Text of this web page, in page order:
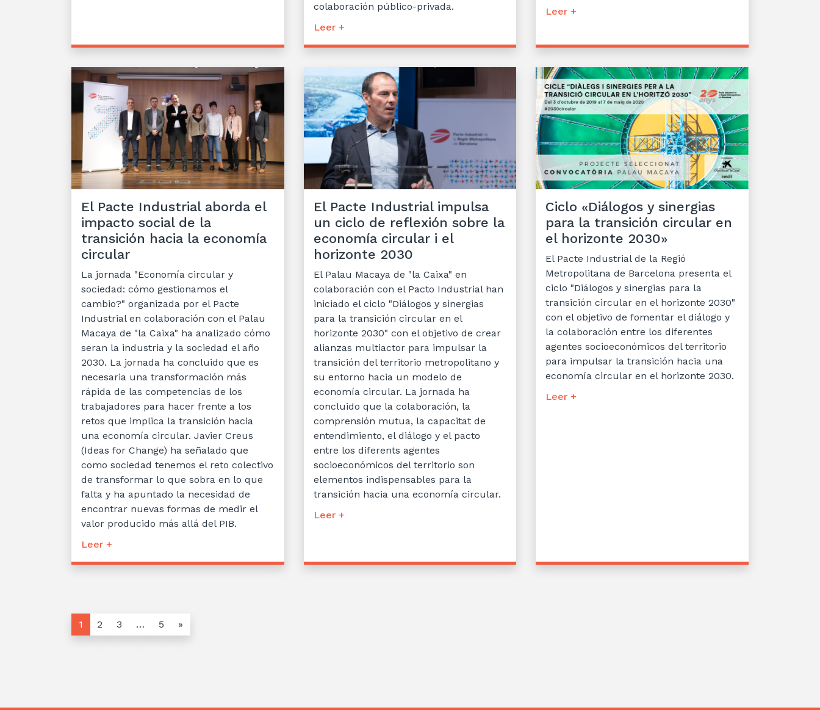
colaboración público-privada.
Leer +
Leer +
El Pacte Industrial aborda el
impacto social de la
transición hacia la economía
circular
La jornada "Economía circular y
sociedad: cómo gestionamos el
cambio?" organizada por el Pacte
Industrial en colaboración con el Palau
Macaya de "la Caixa" ha analizado cómo
seran la industria y la sociedad el año
2030. La jornada ha concluido que es
necesaria una transformación más
rápida de las competencias de los
trabajadores para hacer frente a los
retos que implica la transición hacia
una economía circular. Javier Creus
(Ideas for Change) ha señalado que
como sociedad tenemos el reto colectivo
de transformar lo que sobra en lo que
falta y ha apuntado la necesidad de
encontrar nuevas formas de medir el
valor producido más allá del PIB.
Leer +
El Pacte Industrial impulsa
un ciclo de reflexión sobre la
economía circular i el
horizonte 2030
El Palau Macaya de "la Caixa" en
colaboración con el Pacto Industrial han
iniciado el ciclo "Diálogos y sinergias
para la transición circular en el
horizonte 2030" con el objetivo de crear
alianzas multiactor para impulsar la
transición del territorio metropolitano y
su entorno hacia un modelo de
economía circular. La jornada ha
concluido que la colaboración, la
comprensión mutua, la capacitat de
entendimiento, el diálogo y el pacto
entre los diferents agentes
socioeconómicos del territorio son
elementos indispensables para la
transición hacia una economía circular.
Leer +
Ciclo «Diálogos y sinergias
para la transición circular en
el horizonte 2030»
El Pacte Industrial de la Regió
Metropolitana de Barcelona presenta el
ciclo "Diálogos y sinergias para la
transición circular en el horizonte 2030"
con el objetivo de fomentar el diálogo y
la colaboración entre los diferentes
agentes socioeconómicos del territorio
para impulsar la transición hacia una
economía circular en el horizonte 2030.
Leer +
1 2 3 … 5 »